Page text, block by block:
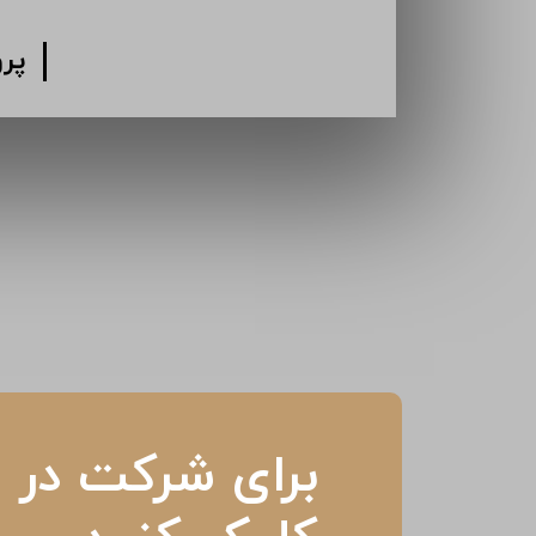
برای شرکت در